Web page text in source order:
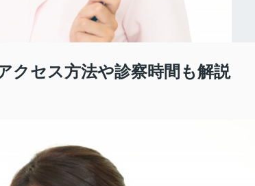
クセス方法や診察時間も解説